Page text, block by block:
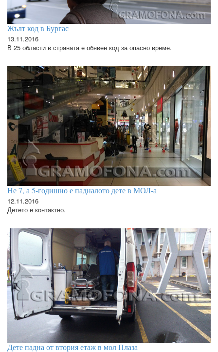
Жълт код в Бургас
13.11.2016
В 25 области в страната е обявен код за опасно време.
Не 7, а 5-годишно е падналото дете в МОЛ-а
12.11.2016
Детето е контактно.
Дете падна от втория етаж в мол Плаза